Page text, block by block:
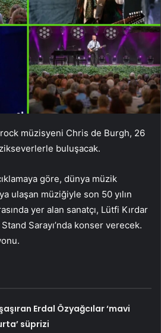
müzisyeni Chris de Burgh, 26
buluşacak.
göre, dünya müzik
ulaşan müziğiyle son 50 yılın
yer alan sanatçı, Lütfi Kırdar
Sarayı’nda konser verecek.
Erdal Özyağcılar ‘mavi
süprizi